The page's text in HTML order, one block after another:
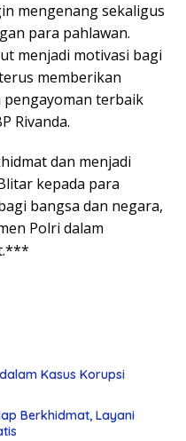
mengenang sekaligus
para pahlawan.
menjadi motivasi bagi
memberikan
pengayoman terbaik
Rivanda.
dan menjadi
kepada para
bangsa dan negara,
Polri dalam
Kasus Korupsi
Berkhidmat, Layani